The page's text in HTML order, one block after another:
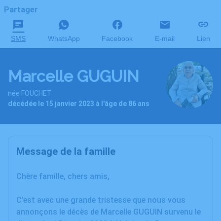
Partager
SMS WhatsApp Facebook E-mail Lien
Marcelle GUGUIN
née FOUCHET
décédée le 15 janvier 2023 à l'âge de 86 ans
Message de la famille
Chère famille, chers amis,
C’est avec une grande tristesse que nous vous
annonçons le décès de Marcelle GUGUIN survenu le